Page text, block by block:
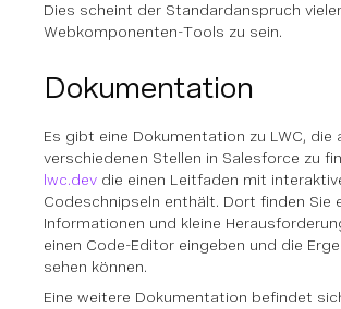
Dies scheint der Standardanspruch vieler
Webkomponenten-Tools zu sein.
Dokumentation
Es gibt eine Dokumentation zu LWC, die
verschiedenen Stellen in Salesforce zu
lwc.dev die einen Leitfaden mit
Codeschnipseln enthält. Dort finden Sie
Informationen und kleine
einen Code-Editor eingeben und die
sehen können.
Eine weitere Dokumentation befindet